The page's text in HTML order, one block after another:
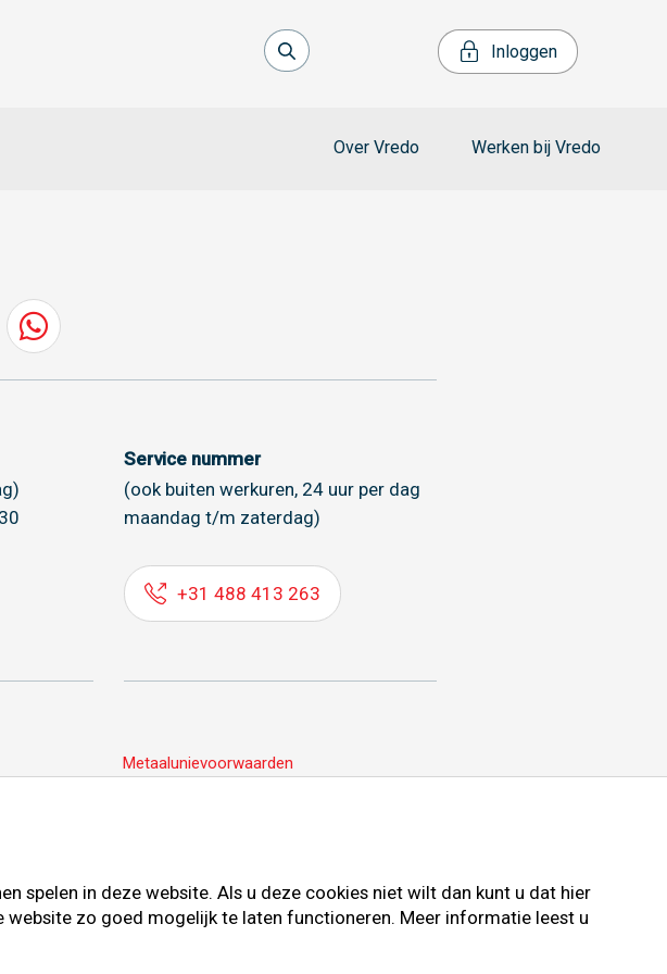
Inloggen
Over Vredo Werken bij Vredo
Service nummer
(ook buiten werkuren, 24 uur per dag
maandag t/m zaterdag)
+31 488 413 263
Metaalunievoorwaarden
spelen in deze website. Als u deze cookies niet wilt dan kunt u dat hier
zo goed mogelijk te laten functioneren. Meer informatie leest u